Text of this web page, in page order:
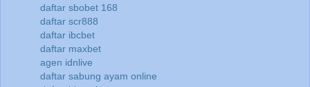
daftar sbobet 168
daftar scr888
daftar ibcbet
daftar maxbet
agen idnlive
daftar sabung ayam online